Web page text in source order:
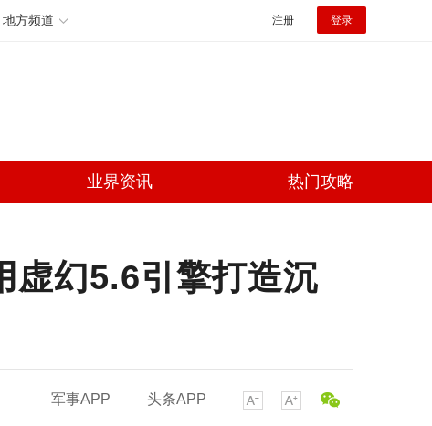
地方频道 注册 登录
业界资讯 热门攻略
虚幻5.6引擎打造沉
军事APP 头条APP